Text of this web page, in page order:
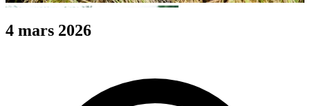
4 mars 2026